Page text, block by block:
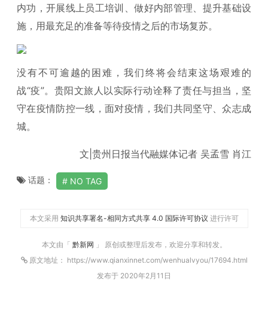
内功，开展线上员工培训、做好内部管理、提升基础设
施，用最充足的准备等待疫情之后的市场复苏。
没有不可逾越的困难，我们终将会结束这场艰难的
战“疫”。贵阳文旅人以实际行动诠释了责任与担当，坚
守在疫情防控一线，面对疫情，我们共同坚守、众志成
城。
文|贵州日报当代融媒体记者 吴孟雪 肖江
话题： NO TAG
本文采用 知识共享署名-相同方式共享 4.0 国际许可协议 进行许可
本文由「 黔新网 」 原创或整理后发布，欢迎分享和转发。
原文地址： https://www.qianxinnet.com/wenhualvyou/17694.html
发布于 2020年2月11日